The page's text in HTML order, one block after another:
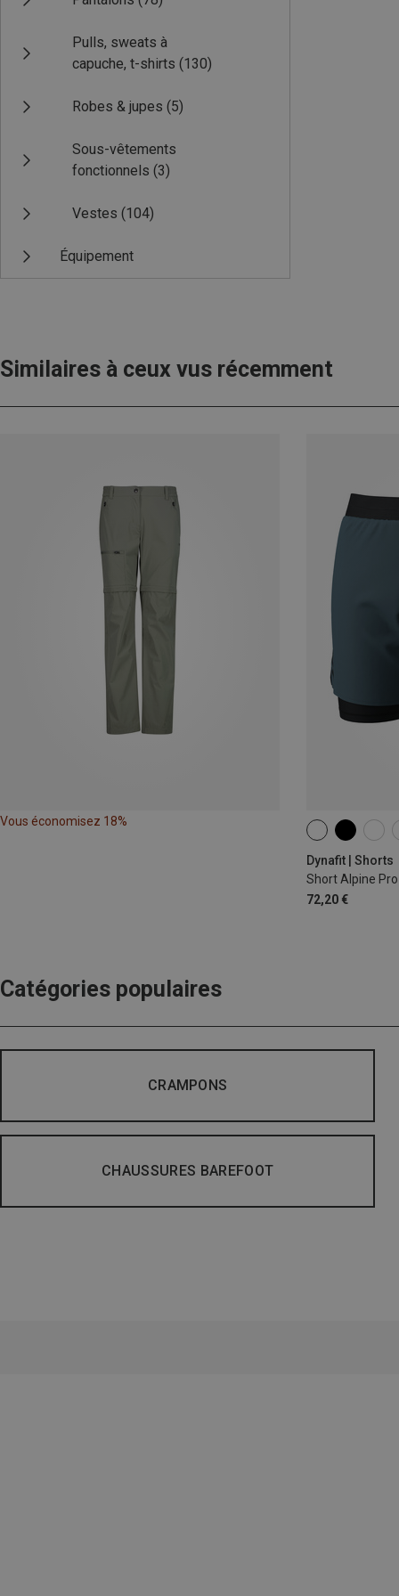
Pulls, sweats à
capuche, t-shirts (130)
Robes & jupes (5)
Sous-vêtements
fonctionnels (3)
Vestes (104)
Équipement
Similaires à ceux vus récemment
Vous économisez 18%
Dynafit | Shorts
Short Alpine
72,20 €
XS S M
Catégories populaires
CRAMPONS
CHAUSSURES BAREFOOT